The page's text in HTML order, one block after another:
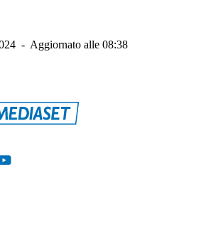
- Aggiornato alle 08:38